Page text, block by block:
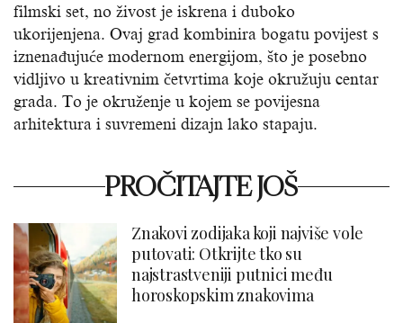
filmski set, no živost je iskrena i duboko
ukorijenjena. Ovaj grad kombinira bogatu povijest s
iznenađujuće modernom energijom, što je posebno
vidljivo u kreativnim četvrtima koje okružuju centar
grada. To je okruženje u kojem se povijesna
arhitektura i suvremeni dizajn lako stapaju.
PROČITAJTE JOŠ
Znakovi zodijaka koji najviše vole
putovati: Otkrijte tko su
najstrastveniji putnici među
horoskopskim znakovima